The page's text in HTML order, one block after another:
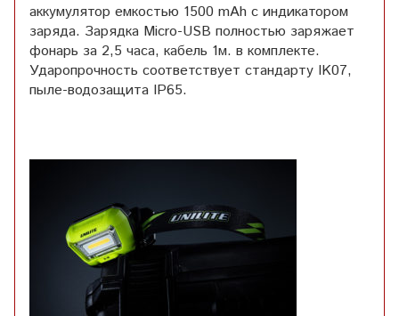
аккумулятор емкостью 1500 mAh с индикатором
заряда. Зарядка Micro-USB полностью заряжает
фонарь за 2,5 часа, кабель 1м. в комплекте.
Ударопрочность соответствует стандарту IK07,
пыле-водозащита IP65.